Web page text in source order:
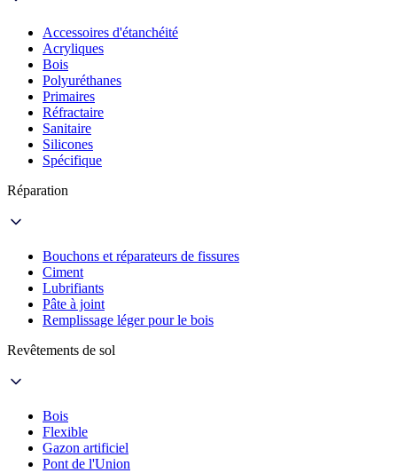
Accessoires d'étanchéité
Acryliques
Bois
Polyuréthanes
Primaires
Réfractaire
Sanitaire
Silicones
Spécifique
Réparation
Bouchons et réparateurs de fissures
Ciment
Lubrifiants
Pâte à joint
Remplissage léger pour le bois
Revêtements de sol
Bois
Flexible
Gazon artificiel
Pont de l'Union